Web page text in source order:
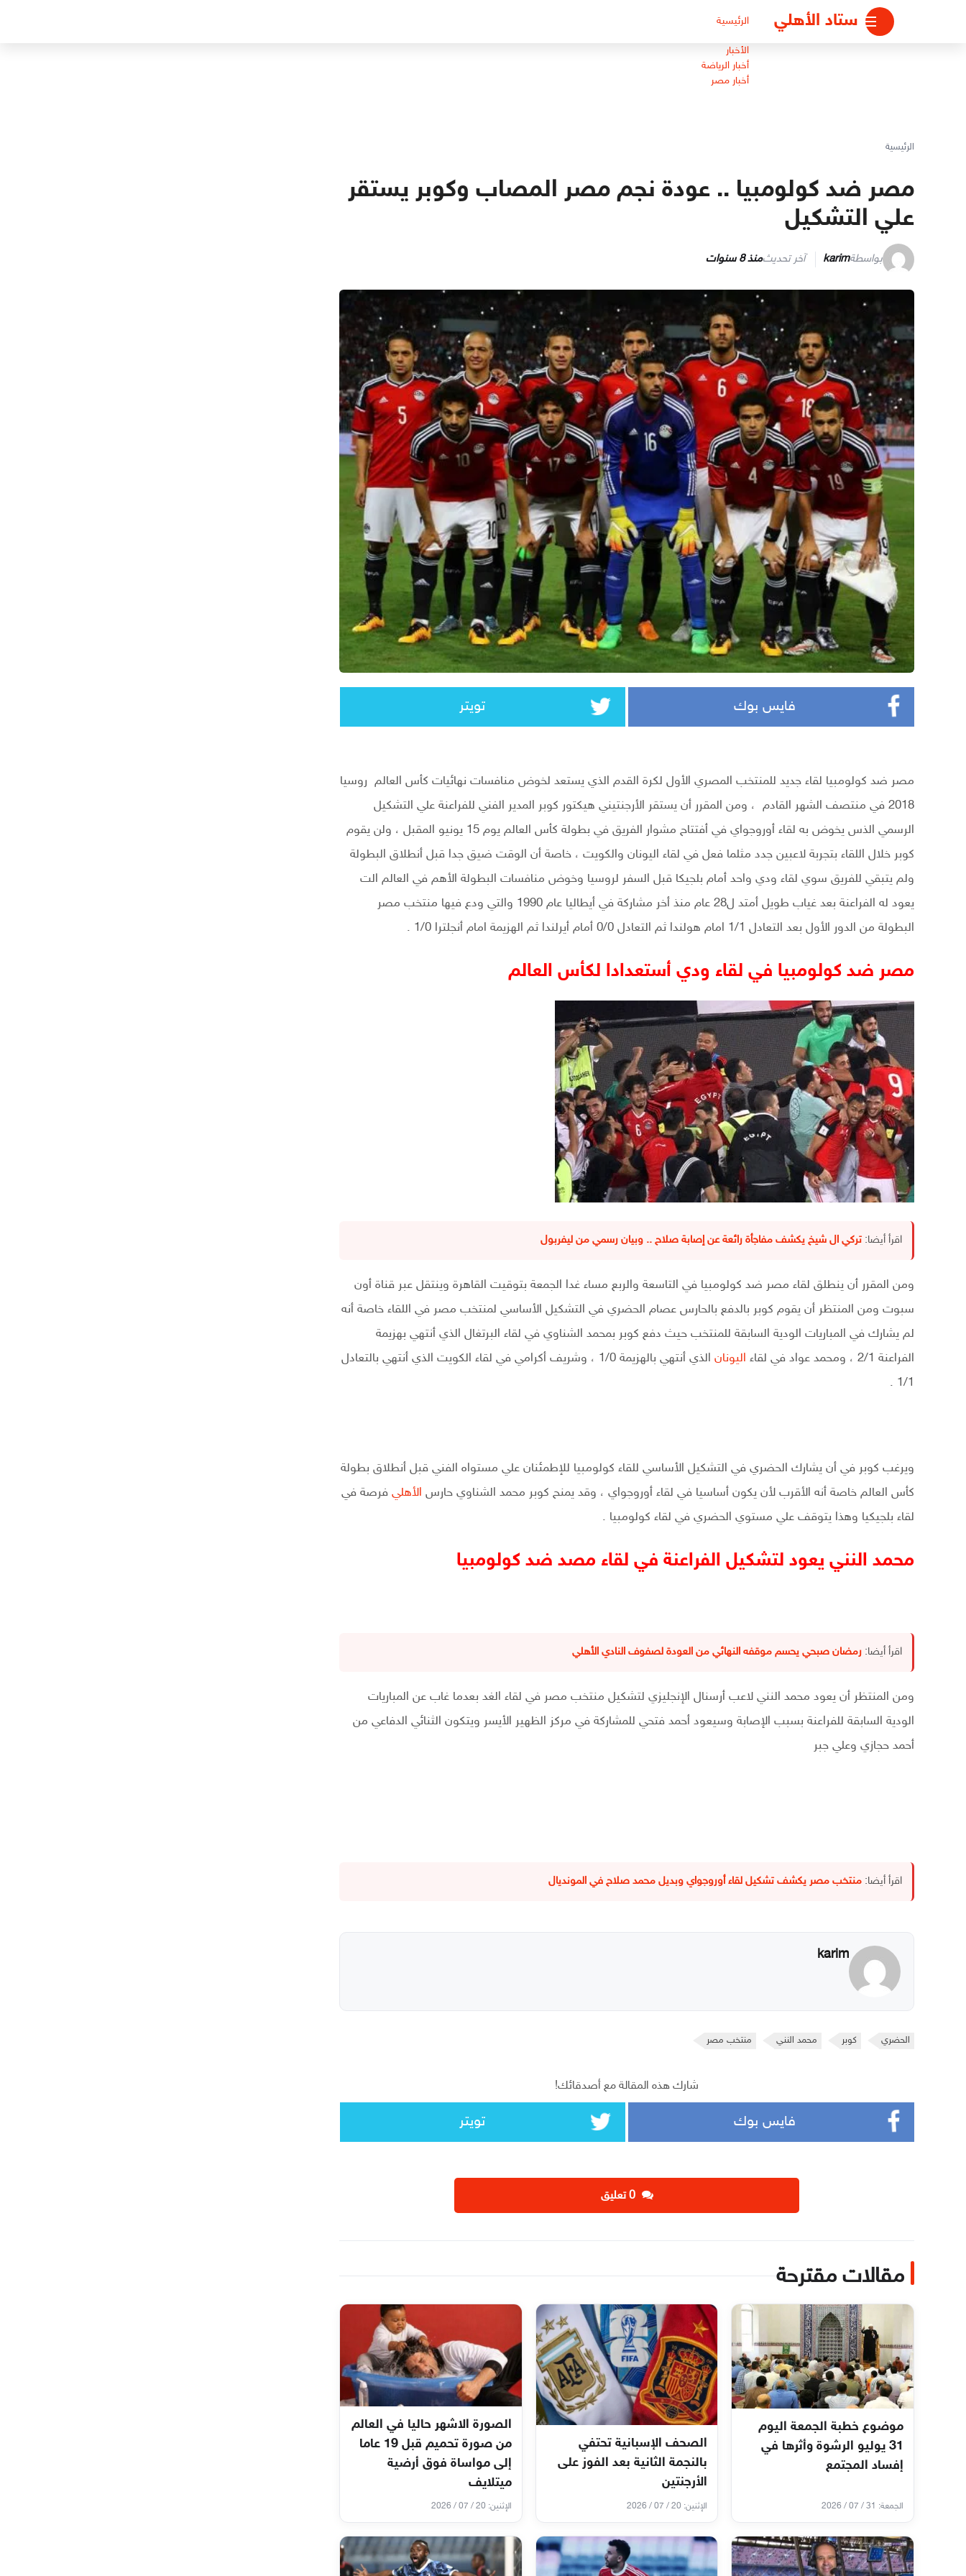
ستاد الأهلي الرئيسية
الأخبار
أخبار الرياضة
أخبار مصر
الرئيسية
مصر ضد كولومبيا .. عودة نجم مصر المصاب وكوبر يستقر
علي التشكيل
بواسطةkarim آخر تحديثمنذ 8 سنوات
فايس بوك تويتر
مصر ضد كولومبيا لقاء جديد للمنتخب المصري الأول لكرة القدم الذي يستعد لخوض منافسات نهائيات كأس العالم روسيا
2018 في منتصف الشهر القادم ، ومن المقرر أن يستقر الأرجنتيني هيكتور كوبر المدير الفني للفراعنة علي التشكيل
الرسمي الذس يخوض به لقاء أوروجواي في أفتتاح مشوار الفريق في بطولة كأس العالم يوم 15 يونيو المقبل ، ولن يقوم
كوبر خلال اللقاء بتجربة لاعبين جدد مثلما فعل في لقاء اليونان والكويت ، خاصة أن الوقت ضيق جدا قبل أنطلاق البطولة
ولم يتبقي للفريق سوي لقاء ودي واحد أمام بلجيكا قبل السفر لروسيا وخوض منافسات البطولة الأهم في العالم الت
يعود له الفراعنة بعد غياب طويل أمتد ل28 عام منذ أخر مشاركة في أيطاليا عام 1990 والتي ودع فيها منتخب مصر
البطولة من الدور الأول بعد التعادل 1/1 امام هولندا ثم التعادل 0/0 أمام أيرلندا ثم الهزيمة امام أنجلترا 1/0 .
مصر ضد كولومبيا في لقاء ودي أستعدادا لكأس العالم
اقرأ أيضا: تركي ال شيخ يكشف مفاجأة رائعة عن إصابة صلاح .. وبيان رسمي من ليفربول
ومن المقرر أن ينطلق لقاء مصر ضد كولومبيا في التاسعة والربع مساء غدا الجمعة بتوقيت القاهرة وينتقل عبر قناة أون
سبوت ومن المنتظر أن يقوم كوبر بالدفع بالحارس عصام الحضري في التشكيل الأساسي لمنتخب مصر في اللقاء خاصة أنه
لم يشارك في المباريات الودية السابقة للمنتخب حيث دفع كوبر بمحمد الشناوي في لقاء البرتغال الذي أنتهي بهزيمة
الفراعنة 2/1 ، ومحمد عواد في لقاء
اليونان
الذي أنتهي بالهزيمة 1/0 ، وشريف أكرامي في لقاء الكويت الذي أنتهي بالتعادل
1/1 .
ويرغب كوبر في أن يشارك الحضري في التشكيل الأساسي للقاء كولومبيا للإطمئنان علي مستواه الفني قبل أنطلاق بطولة
كأس العالم خاصة أنه الأقرب لأن يكون أساسيا في لقاء أوروجواي ، وقد يمنح كوبر محمد الشناوي حارس الأهلي فرصة في
لقاء بلجيكيا وهذا يتوقف علي مستوي الحضري في لقاء كولومبيا .
محمد النني يعود لتشكيل الفراعنة في لقاء مصد ضد كولومبيا
اقرأ أيضا: رمضان صبحي يحسم موقفه النهائي من العودة لصفوف النادي الأهلي
ومن المنتظر أن يعود محمد النني لاعب أرسنال الإنجليزي لتشكيل منتخب مصر في لقاء الغد بعدما غاب عن المباريات
الودية السابقة للفراعنة بسبب الإصابة وسيعود أحمد فتحي للمشاركة في مركز الظهير الأيسر ويتكون الثنائي الدفاعي من
أحمد حجازي وعلي جبر
اقرأ أيضا: منتخب مصر يكشف تشكيل لقاء أوروجواي وبديل محمد صلاح في المونديال
karim
الحضري كوبر محمد النني منتخب مصر
شارك هذه المقالة مع أصدقائك!
فايس بوك تويتر
‫0 تعليق
مقالات مقترحة
موضوع خطبة الجمعة اليوم
31 يوليو الرشوة وأثرها في
إفساد المجتمع
الجمعة: 31 / 07 / 2026
الصحف الإسبانية تحتفي
بالنجمة الثانية بعد الفوز على
الأرجنتين
الإثنين: 20 / 07 / 2026
الصورة الاشهر حاليا في العالم
من صورة تحميم قبل 19 عاما
إلى مواساة فوق أرضية
ميتلايف
الإثنين: 20 / 07 / 2026